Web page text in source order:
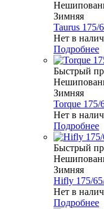
Зимняя
Taurus 175/
Нет в
Подробнее
Быстрый
Зимняя
Torque 175/
Нет в
Подробнее
Быстрый
Зимняя
Hifly 175/
Нет в
Подробнее